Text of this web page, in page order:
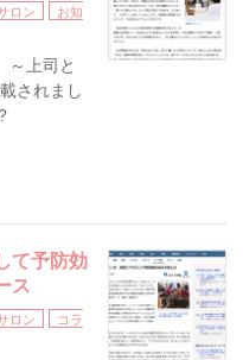
ロン
お知
～上司と
されまし
て予防効
ス
ロン
コラ